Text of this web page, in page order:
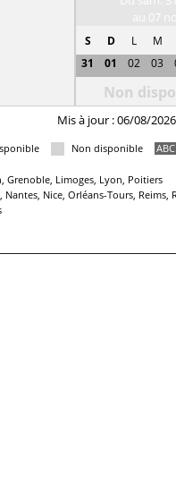
au 07
S D L M
31
01 02 03
Non
Mis à jour : 06/08/2026
Non disponible ABC
Grenoble, Limoges, Lyon, Poitiers
Nice, Orléans-Tours, Reims,